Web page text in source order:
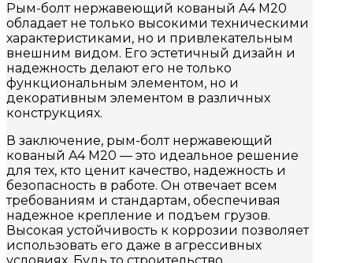
Рым-болт нержавеющий кованый A4 M20
обладает не только высокими техническими
характеристиками, но и привлекательным
внешним видом. Его эстетичный дизайн и
надежность делают его не только
функциональным элементом, но и
декоративным элементом в различных
конструкциях.
В заключение, рым-болт нержавеющий
кованый A4 M20 — это идеальное решение
для тех, кто ценит качество, надежность и
безопасность в работе. Он отвечает всем
требованиям и стандартам, обеспечивая
надежное крепление и подъем грузов.
Высокая устойчивость к коррозии позволяет
использовать его даже в агрессивных